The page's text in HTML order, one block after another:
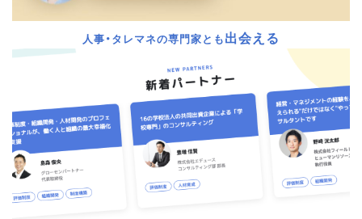
人事・タレマネの専門家とも出会える